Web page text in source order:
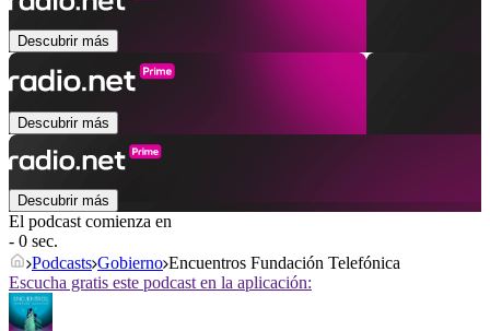
Descubrir más
Descubrir más
Descubrir más
El podcast comienza en
- 0 sec.
Podcasts Gobierno Encuentros Fundación Telefónica
Escucha gratis este podcast en la aplicación: